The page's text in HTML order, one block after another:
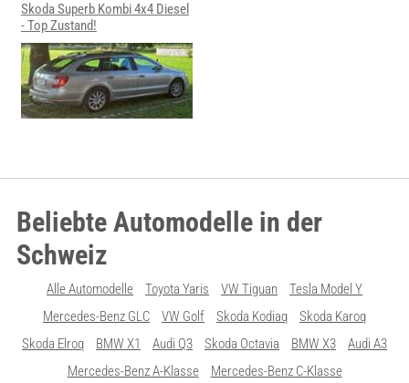
Skoda Superb Kombi 4x4 Diesel
- Top Zustand!
Beliebte Automodelle in der
Schweiz
Alle Automodelle Toyota Yaris VW Tiguan
Tesla Model Y
Mercedes-Benz GLC
VW Golf Skoda Kodiaq
Skoda Karoq
Skoda Elroq
BMW X1 Audi Q3 Skoda Octavia BMW X3
Audi A3
Mercedes-Benz A-Klasse
Mercedes-Benz C-Klasse